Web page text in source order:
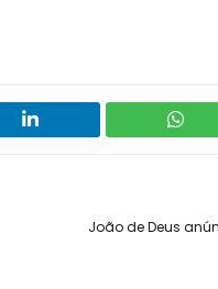
João de Deus